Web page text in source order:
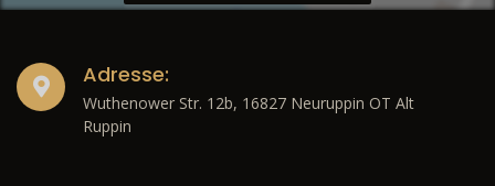
Adresse:
Wuthenower Str. 12b, 16827 Neuruppin OT Alt
Ruppin